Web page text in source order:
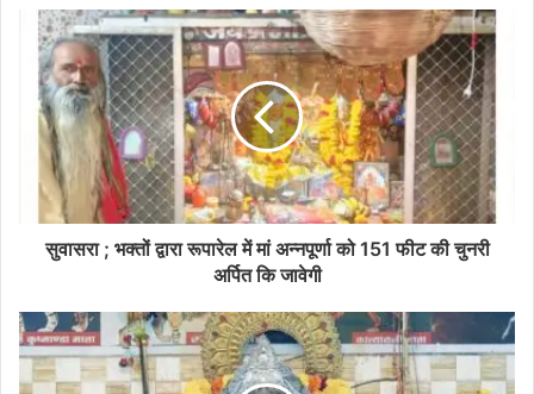
सुवासरा ; भक्तों द्वारा रूपारेल में मां अन्नपूर्णा को 151 फीट की चुनरी
अर्पित कि जावेगी